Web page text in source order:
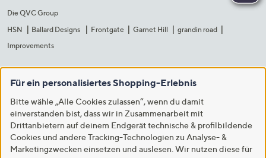
Die QVC Group
HSN
Ballard Designs Frontgate Garnet Hill
grandin road
Improvements
Für ein personalisiertes Shopping-Erlebnis
Bitte wähle „Alle Cookies zulassen“, wenn du damit
einverstanden bist, dass wir in Zusammenarbeit mit
Drittanbietern auf deinem Endgerät technische & profilbildende
Cookies und andere Tracking-Technologien zu Analyse- &
Marketingzwecken einsetzen und auslesen. Wir nutzen diese für